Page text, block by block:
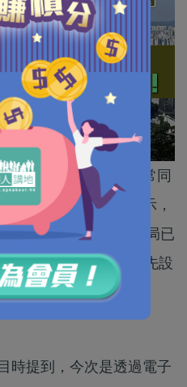
，政府在社會逐步復常同
福利局局長孫玉菡表示，
大約5300宗申請，當局已
成獲批，進度超乎原先設
時提到，今次是透過電子